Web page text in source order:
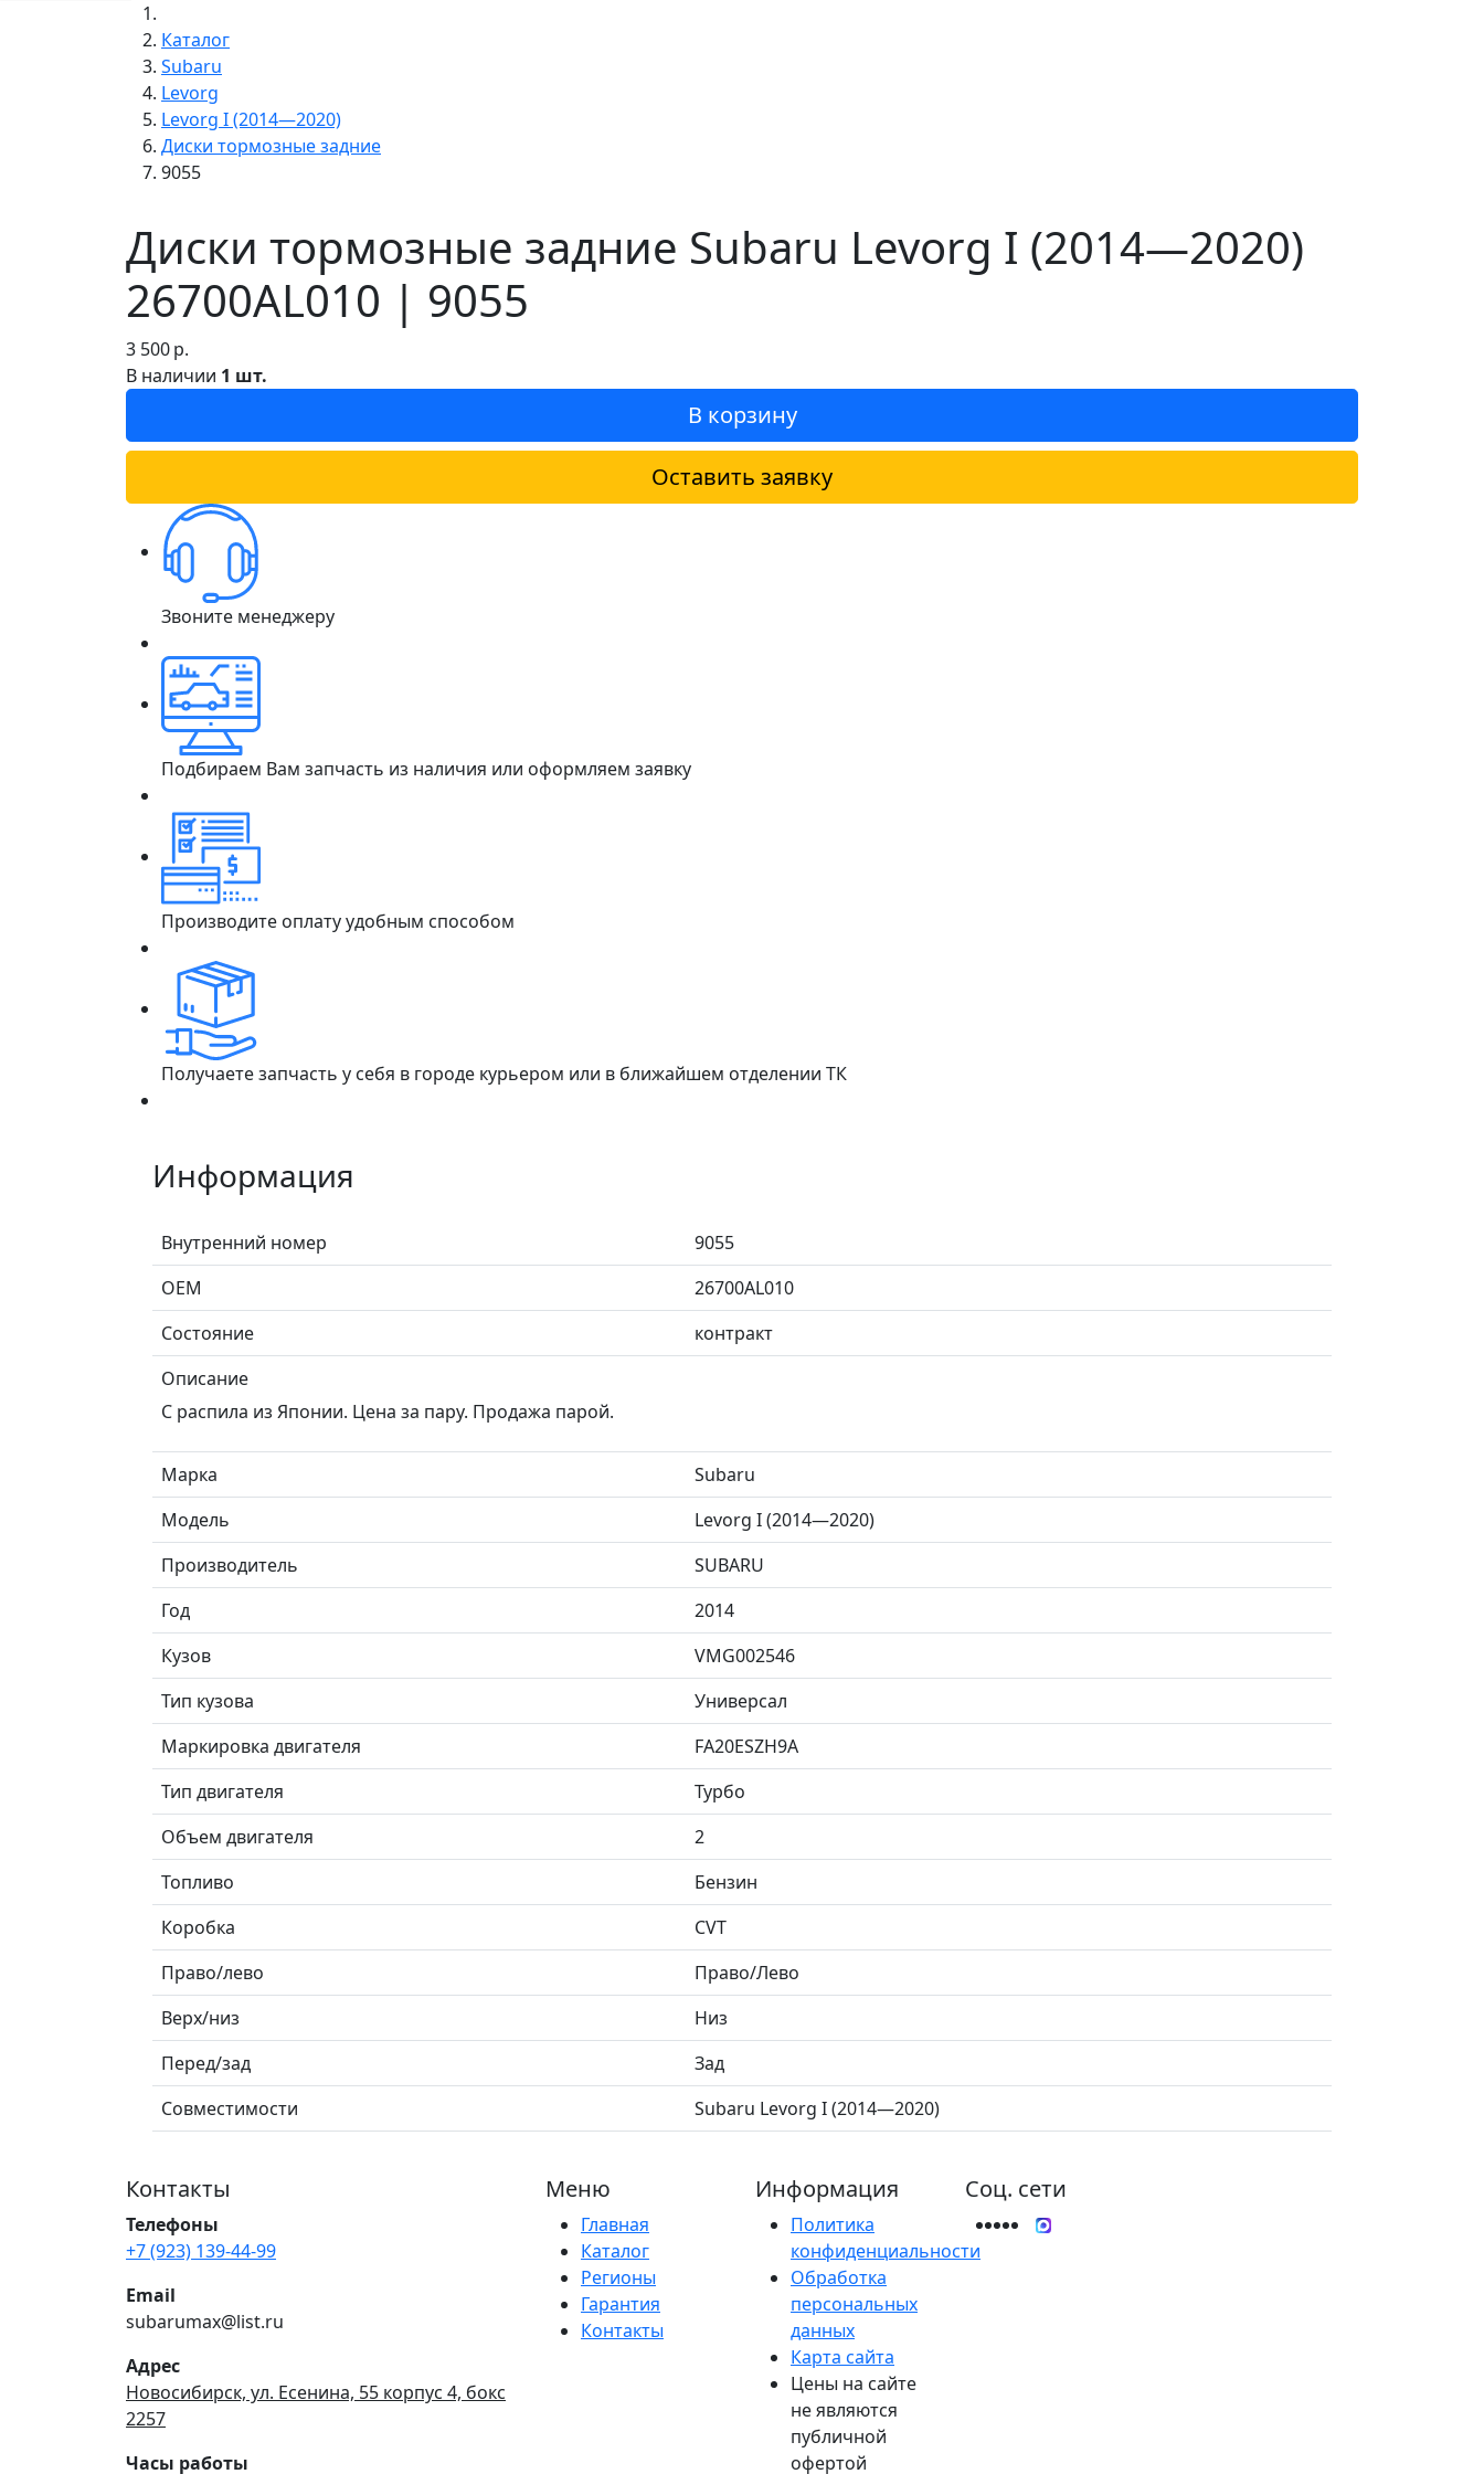
Каталог
Subaru
Levorg
Levorg I (2014—2020)
Диски тормозные задние
9055
Диски тормозные задние Subaru Levorg I (2014—2020)
26700AL010 | 9055
3 500р.
В наличии 1 шт.
В корзину
Оставить заявку
Звоните менеджеру
Подбираем Вам запчасть из наличия или оформляем заявку
Производите оплату удобным способом
Получаете запчасть у себя в городе курьером или в ближайшем отделении ТК
Информация
Внутренний номер
9055
ОЕМ
26700AL010
Состояние
контракт
Описание
С распила из Японии. Цена за пару. Продажа парой.
Марка
Subaru
Модель
Levorg I (2014—2020)
Производитель
SUBARU
Год
2014
Кузов
VMG002546
Тип кузова
Универсал
Маркировка двигателя
FA20ESZH9A
Тип двигателя
Турбо
Объем двигателя
2
Топливо
Бензин
Коробка
CVT
Право/лево
Право/Лево
Верх/низ
Низ
Перед/зад
Зад
Совместимости
Subaru Levorg I (2014—2020)
Контакты
Телефоны
+7 (923) 139-44-99
Email
subarumax@list.ru
Адрес
Новосибирск, ул. Есенина, 55 корпус 4, бокс
2257
Часы работы
Меню
Главная
Каталог
Регионы
Гарантия
Контакты
Информация
Политика
конфиденциальности
Обработка
персональных
данных
Карта сайта
Цены на сайте
не являются
публичной
офертой
Соц. сети